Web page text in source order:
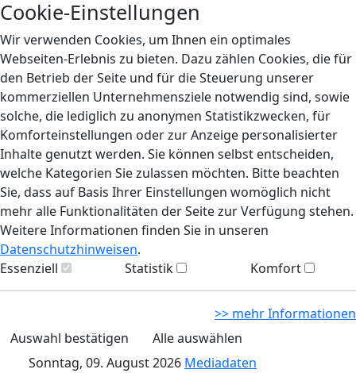
Cookie-Einstellungen
Wir verwenden Cookies, um Ihnen ein optimales
Webseiten-Erlebnis zu bieten. Dazu zählen Cookies, die für
den Betrieb der Seite und für die Steuerung unserer
kommerziellen Unternehmensziele notwendig sind, sowie
solche, die lediglich zu anonymen Statistikzwecken, für
Komforteinstellungen oder zur Anzeige personalisierter
Inhalte genutzt werden. Sie können selbst entscheiden,
welche Kategorien Sie zulassen möchten. Bitte beachten
Sie, dass auf Basis Ihrer Einstellungen womöglich nicht
mehr alle Funktionalitäten der Seite zur Verfügung stehen.
Weitere Informationen finden Sie in unseren
Datenschutzhinweisen.
Essenziell
Statistik Komfort
>> mehr Informationen
Auswahl bestätigen
Alle auswählen
Sonntag, 09. August 2026 Mediadaten